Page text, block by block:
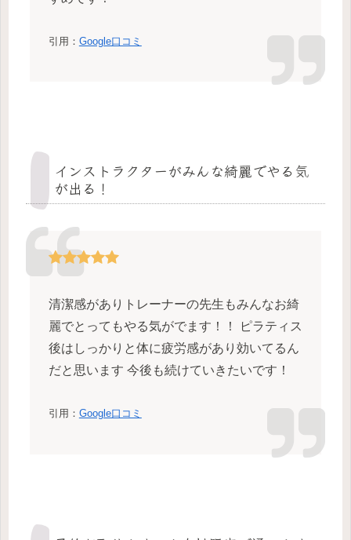
引用： Google口コミ
インストラクターがみんな綺麗でやる気
が出る！
清潔感がありトレーナーの先生もみんなお綺
麗でとってもやる気がでます！！ ピラティス
後はしっかりと体に疲労感があり効いてるん
だと思います 今後も続けていきたいです！
引用： Google口コミ